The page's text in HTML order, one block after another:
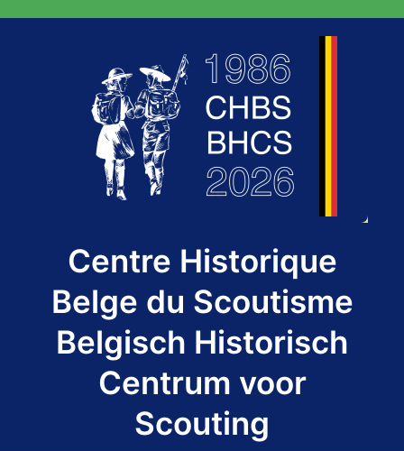
Centre Historique
Belge du Scoutisme
Belgisch Historisch
Centrum voor
Scouting